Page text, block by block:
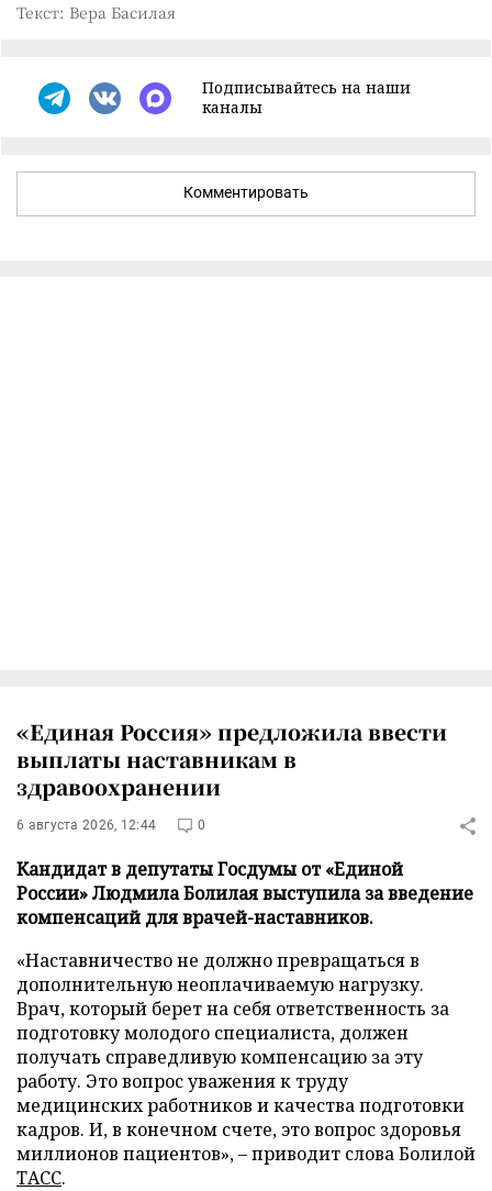
Текст: Вера Басилая
Подписывайтесь на наши
каналы
Комментировать
«Единая Россия» предложила ввести
выплаты наставникам в
здравоохранении
6 августа 2026, 12:44 0
Кандидат в депутаты Госдумы от «Единой
России» Людмила Болилая выступила за введение
компенсаций для врачей-наставников.
«Наставничество не должно превращаться в
дополнительную неоплачиваемую нагрузку.
Врач, который берет на себя ответственность за
подготовку молодого специалиста, должен
получать справедливую компенсацию за эту
работу. Это вопрос уважения к труду
медицинских работников и качества подготовки
кадров. И, в конечном счете, это вопрос здоровья
миллионов пациентов», – приводит слова Болилой
ТАСС.